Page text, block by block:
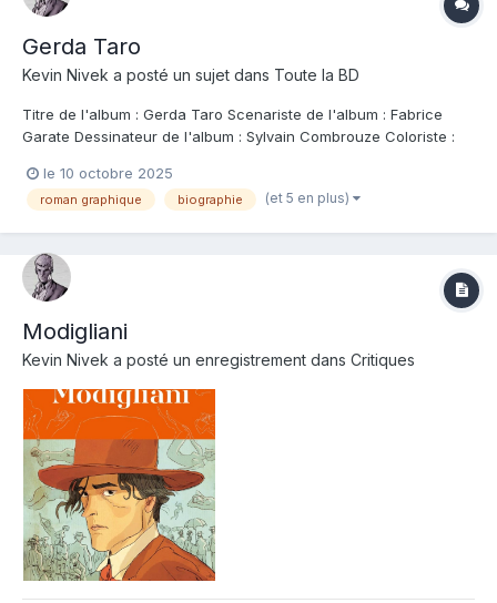
Gerda Taro
Kevin Nivek a posté un sujet dans Toute la BD
Titre de l'album : Gerda Taro Scenariste de l'album : Fabrice
Garate Dessinateur de l'album : Sylvain Combrouze Coloriste :
Le destin de Gerda Taro, pionnière du photojournalisme, figure
de la lutte antifas...
le 10 octobre 2025
roman graphique biographie (et 5 en plus)
Modigliani
Kevin Nivek a posté un enregistrement dans Critiques